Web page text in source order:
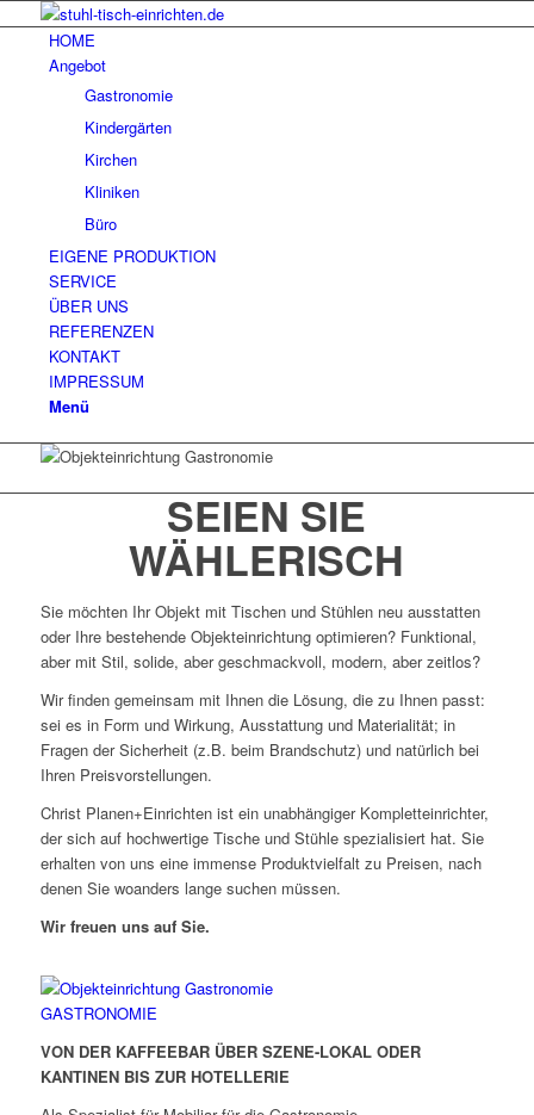
HOME
Angebot
Gastronomie
Kindergärten
Kirchen
Kliniken
Büro
EIGENE PRODUKTION
SERVICE
ÜBER UNS
REFERENZEN
KONTAKT
IMPRESSUM
Menü
SEIEN SIE
WÄHLERISCH
Sie möchten Ihr Objekt mit Tischen und Stühlen neu ausstatten
oder Ihre bestehende Objekteinrichtung optimieren? Funktional,
aber mit Stil, solide, aber geschmackvoll, modern, aber zeitlos?
Wir finden gemeinsam mit Ihnen die Lösung, die zu Ihnen passt:
sei es in Form und Wirkung, Ausstattung und Materialität; in
Fragen der Sicherheit (z.B. beim Brandschutz) und natürlich bei
Ihren Preisvorstellungen.
Christ Planen+Einrichten ist ein unabhängiger Kompletteinrichter,
der sich auf hochwertige Tische und Stühle spezialisiert hat. Sie
erhalten von uns eine immense Produktvielfalt zu Preisen, nach
denen Sie woanders lange suchen müssen.
Wir freuen uns auf Sie.
GASTRONOMIE
VON DER KAFFEEBAR ÜBER SZENE-LOKAL ODER
KANTINEN BIS ZUR HOTELLERIE